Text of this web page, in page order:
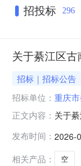
招投标 296
关于綦江区
招标｜招标公告
招标单位： 重庆
正文内容： 关于
程所
示，公
发布时间： 2026-
相关产品：
空